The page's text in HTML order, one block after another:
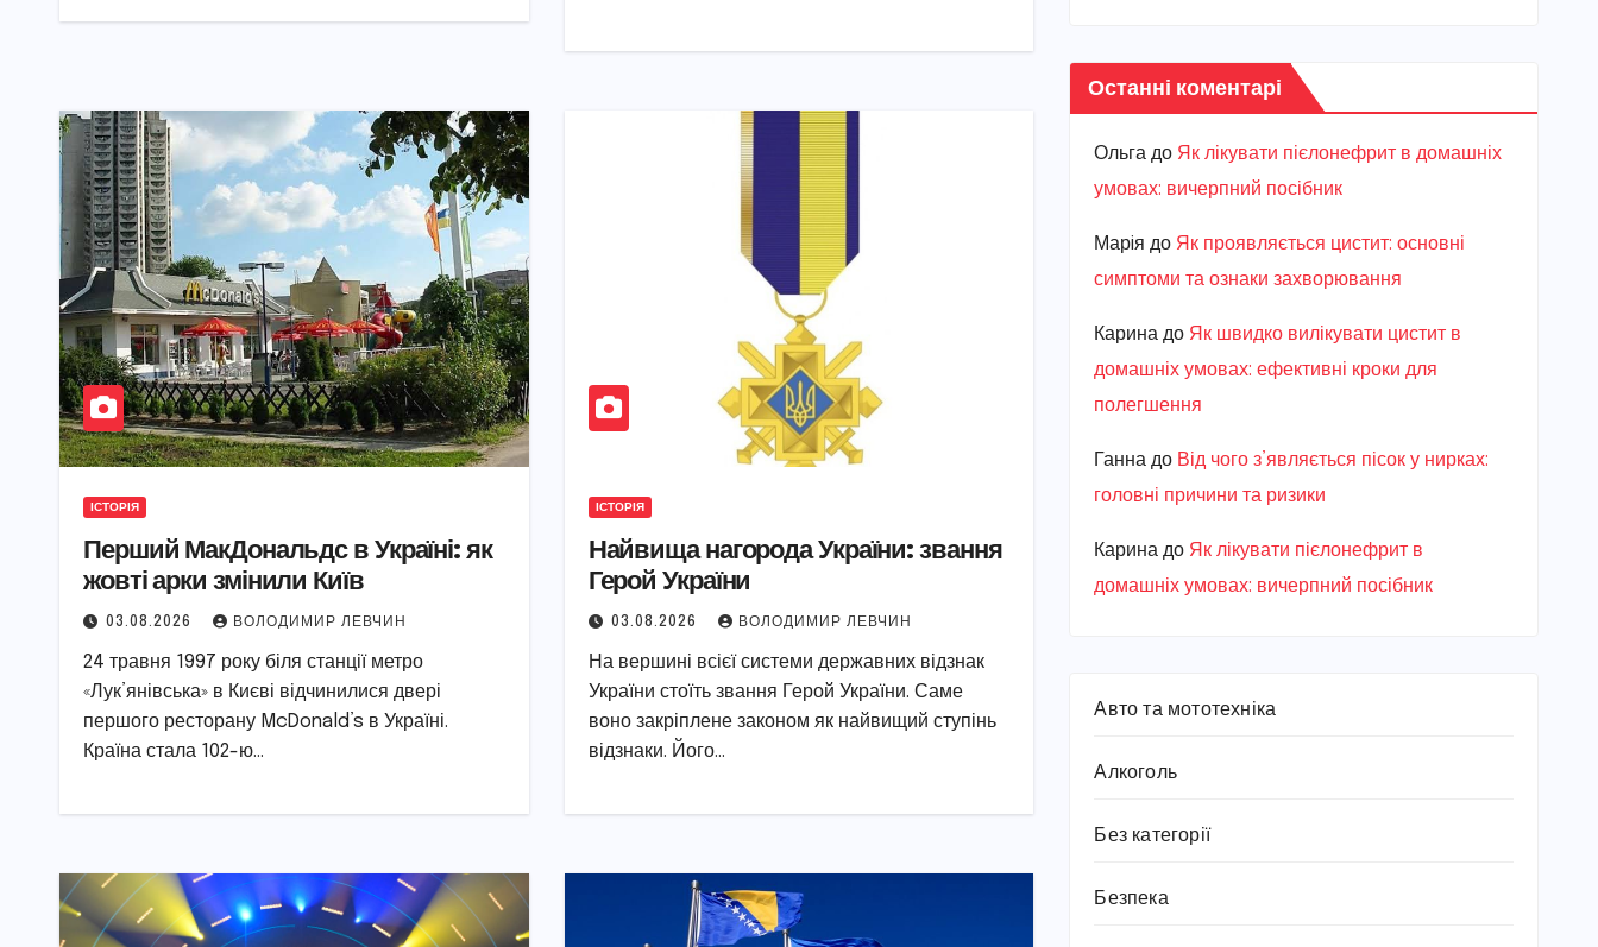
ІСТОРІЯ
Перший МакДональдс в Україні: як
жовті арки змінили Київ
03.08.2026 ВОЛОДИМИР ЛЕВЧИН
24 травня 1997 року біля станції метро
«Лук’янівська» в Києві відчинилися двері
першого ресторану McDonald’s в Україні.
Країна стала 102-ю…
ІСТОРІЯ
Найвища нагорода України: звання
Герой України
03.08.2026 ВОЛОДИМИР ЛЕВЧИН
На вершині всієї системи державних відзнак
України стоїть звання Герой України. Саме
воно закріплене законом як найвищий ступінь
відзнаки. Його…
Останні коментарі
Ольга до Як лікувати пієлонефрит в домашніх
умовах: вичерпний посібник
Марiя до Як проявляється цистит: основні
симптоми та ознаки захворювання
Карина до Як швидко вилікувати цистит в
домашніх умовах: ефективні кроки для
полегшення
Ганна до Від чого з’являється пісок у нирках:
головні причини та ризики
Карина до Як лікувати пієлонефрит в
домашніх умовах: вичерпний посібник
Авто та мототехніка
Алкоголь
Без категорії
Безпека